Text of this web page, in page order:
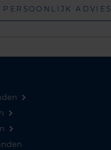
PERSOONLIJK ADVIES